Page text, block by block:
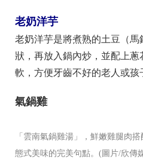
小鍋米線是昆明人最喜歡的米
放在炭火上，佐以鮮肉等食材
香。
老奶洋芋
狀，再放入鍋內炒，並配上
軟，方便牙齒不好的老人或孩